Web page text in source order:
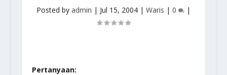
Posted by admin | Jul 15, 2004| Waris | 0 |
Pertanyaan: